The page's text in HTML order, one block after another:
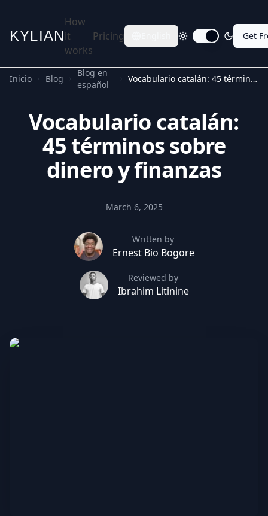
KYLIAN
How
it
works
Pricing Toggle dark mode
Get
Inicio Blog
Blog en
español
Vocabulario catalán: 45 términos sobre dinero y finanzas
Vocabulario catalán:
45 términos sobre
dinero y finanzas
March 6, 2025
Written by
Ernest Bio Bogore
Reviewed by
Ibrahim Litinine